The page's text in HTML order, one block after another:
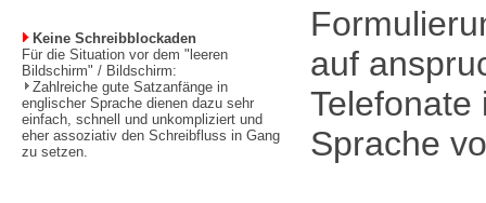
Keine Schreibblockaden
Für die Situation vor dem "leeren
Bildschirm" / Bildschirm:
Zahlreiche gute Satzanfänge in
englischer Sprache dienen dazu sehr
einfach, schnell und unkompliziert und
eher assoziativ den Schreibfluss in Gang
zu setzen.
auf
Telefonate
Sprache